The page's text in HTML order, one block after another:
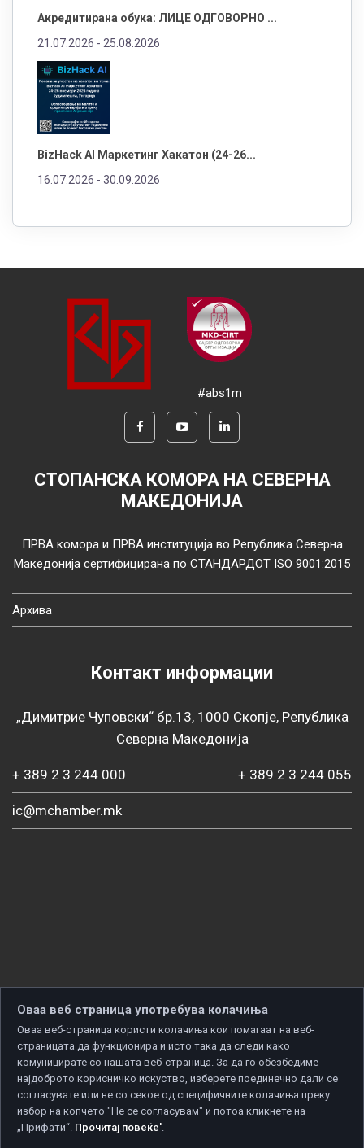
Акредитирана обука: ЛИЦЕ ОДГОВОРНО ...
21.07.2026 - 25.08.2026
BizHack AI Маркетинг Хакатон (24-26...
16.07.2026 - 30.09.2026
#abs1m
СТОПАНСКА КОМОРА НА СЕВЕРНА
МАКЕДОНИЈА
ПРВА комора и ПРВА институција во Република Северна
Македонија сертифицирана по СТАНДАРДОТ ISO 9001:2015
Архива
Контакт информации
„Димитрие Чуповски“ бр.13, 1000 Скопје, Република
Северна Македонија
+ 389 2 3 244 000 + 389 2 3 244 055
ic@mchamber.mk
Copyright © 2026 Developed by
Оваа веб страница употребува колачиња
Оваа веб-страница користи колачиња кои помагаат на веб-
страницата да функционира и исто така да следи како
комуницирате со нашата веб-страница. За да го обезбедиме
најдоброто корисничко искуство, изберете поединечно дали се
согласувате или не со секое од специфичните колачиња преку
избор на копчето "Не се согласувам" и потоа кликнете на
„Прифати“. Прочитај повеќе'.